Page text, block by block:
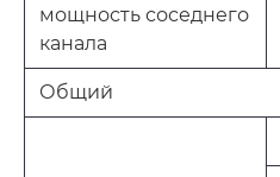
мощность соседнего
канала
Общий